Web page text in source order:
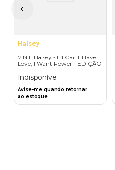
Halsey
VINIL Halsey - If I Can't Have
Love, I Want Power - EDIÇÃO
TRANSPARENT ORANGE
Indisponível
Avise-me quando retornar
ao estoque